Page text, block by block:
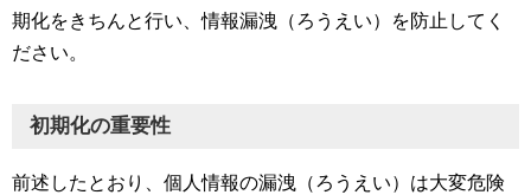
期化をきちんと行い、情報漏洩（ろうえい）を防止してく
ださい。
初期化の重要性
前述したとおり、個人情報の漏洩（ろうえい）は大変危険